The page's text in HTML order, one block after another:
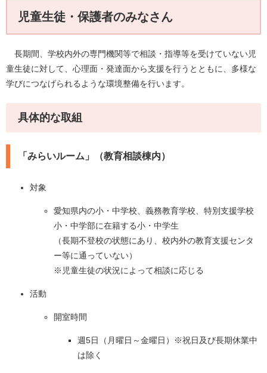
児童生徒・保護者のみなさん
長期間、学校内外の専門機関等で相談・指導等を受けていない児
童生徒に対して、心理面・発達面から支援を行うとともに、多様な
学びにつなげられるような環境整備を行います。
具体的な取組
「みらいルーム」（教育相談棟内）
対象
愛知県内の小・中学校、義務教育学校、特別支援学校
小・中学部に在籍する小・中学生
（長期不登校の状態にあり、校内外の教育支援センタ
ー等に通っていない）
※児童生徒の状況によって相談に応じる
活動
開室時間
週5日（月曜日～金曜日）※祝日及び長期休業中
は除く